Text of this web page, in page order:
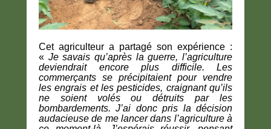
Cet agriculteur a partagé son expérience :
« Je savais qu’après la guerre, l’agriculture
deviendrait encore plus difficile. Les
commerçants se précipitaient pour vendre
les engrais et les pesticides, craignant qu’ils
ne soient volés ou détruits par les
bombardements. J’ai donc pris la décision
audacieuse de me lancer dans l’agriculture à